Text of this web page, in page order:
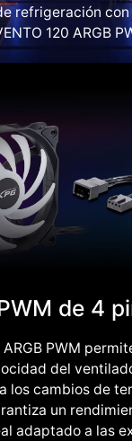
refrigeración con
120 ARGB
de 4
ARGB PWM
del
los cambios de
un
adaptado a las